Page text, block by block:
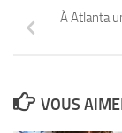
À Atlanta
VOUS